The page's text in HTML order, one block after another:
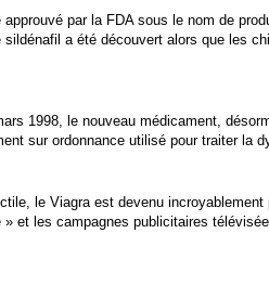
par la FDA sous le nom de
a été découvert alors que les
1998, le nouveau médicament,
sur ordonnance utilisé pour traiter la
le Viagra est devenu
et les campagnes publicitaires